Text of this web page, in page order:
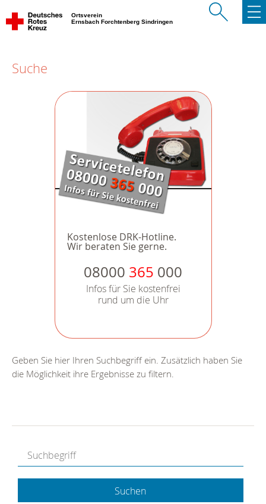
Ortsverein
Ernsbach Forchtenberg Sindringen
Suche
Kostenlose DRK-Hotline.
Wir beraten Sie gerne.
08000 365 000
Infos für Sie kostenfrei
rund um die Uhr
Geben Sie hier Ihren Suchbegriff ein. Zusätzlich haben Sie
die Möglichkeit ihre Ergebnisse zu filtern.
Suchen